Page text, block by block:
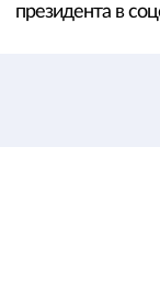
президента в